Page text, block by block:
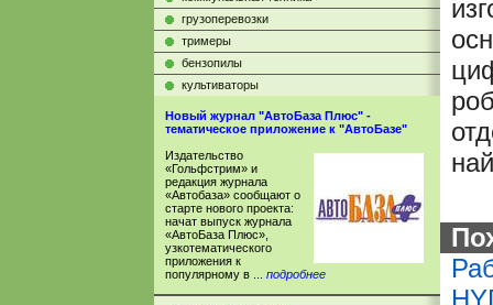
грузоперевозки
тримеры
бензопилы
культиваторы
Новый журнал "АвтоБаза Плюс" -
тематическое приложение к "АвтоБазе"
Издательство
«Гольфстрим» и
редакция журнала
«Автобаза» сообщают о
старте нового проекта:
начат выпуск журнала
«АвтоБаза Плюс»,
узкотематического
приложения к
популярному в ... подробнее